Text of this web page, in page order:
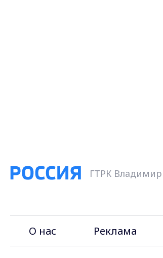
ГТРК Владимир
О нас Реклама